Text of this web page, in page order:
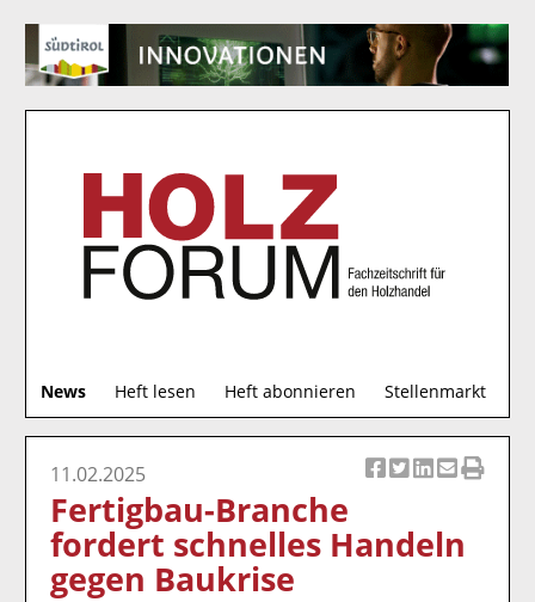
News Heft lesen Heft abonnieren Stellenmarkt
u
c
k k k
k k
11.02.2025
Fertigbau-Branche
fordert schnelles Handeln
gegen Baukrise